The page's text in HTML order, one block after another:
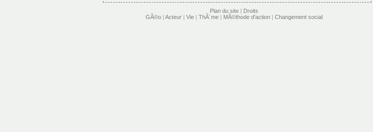
Plan du site | Droits
GÃ©o | Acteur | Vie | ThÃ¨me | MÃ©thode d'action | Changement social